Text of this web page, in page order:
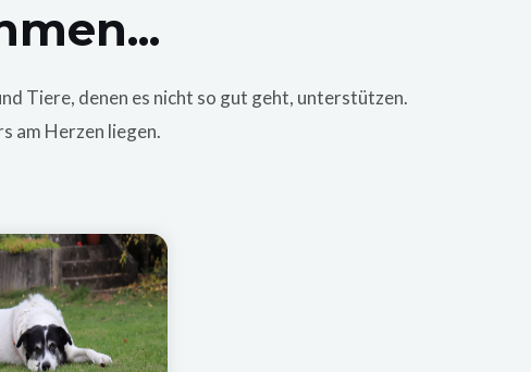
Tiere, denen es nicht so gut geht, unterstützen.
am Herzen liegen.